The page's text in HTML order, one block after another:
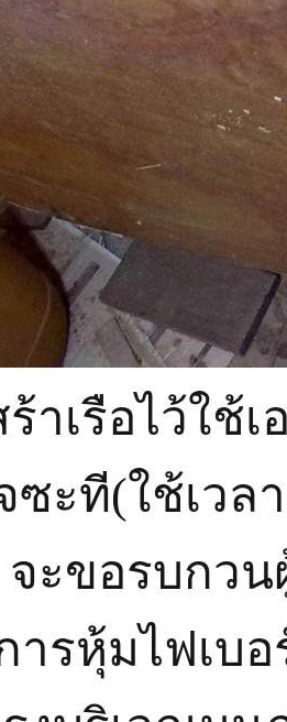
าเรือไว้ใช้
ซะที(ใช้เว
ะขอรบกวน
ารหุ้มไฟเ